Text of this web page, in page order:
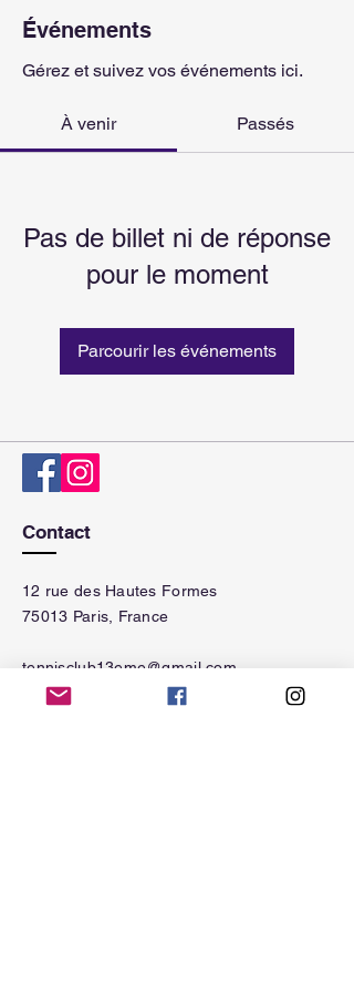
Événements
Gérez et suivez vos événements ici.
À venir Passés
Pas de billet ni de réponse
pour le moment
Parcourir les événements
Contact
12 rue des Hautes Formes
75013 Paris, France
tennisclub13eme@gmail.com